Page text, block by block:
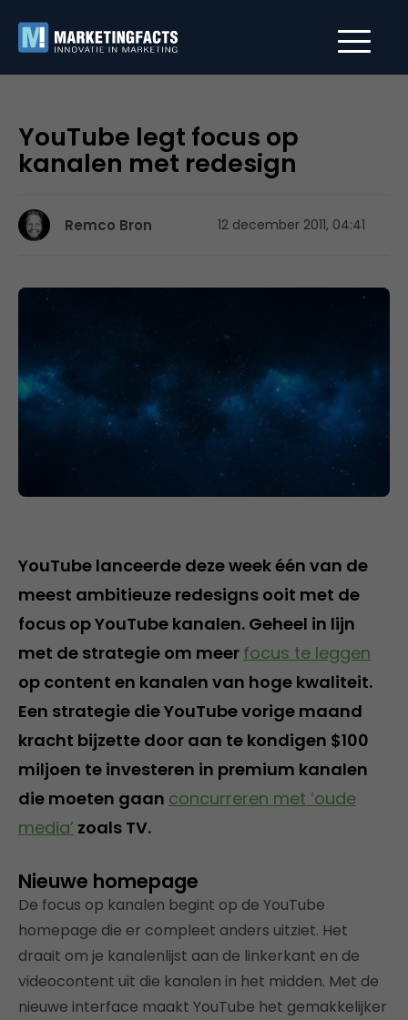
YouTube legt focus op
kanalen met redesign
Remco Bron 12 december 2011, 04:41
YouTube lanceerde deze week één van de
meest ambitieuze redesigns ooit met de
focus op YouTube kanalen. Geheel in lijn
met de strategie om meer focus te leggen
op content en kanalen van hoge kwaliteit.
Een strategie die YouTube vorige maand
kracht bijzette door aan te kondigen $100
miljoen te investeren in premium kanalen
die moeten gaan concurreren met ‘oude
media’ zoals TV.
Nieuwe homepage
De focus op kanalen begint op de YouTube
homepage die er compleet anders uitziet. Het
draait om je kanalenlijst aan de linkerkant en de
videocontent uit die kanalen in het midden. Met de
nieuwe interface maakt YouTube het gemakkelijker